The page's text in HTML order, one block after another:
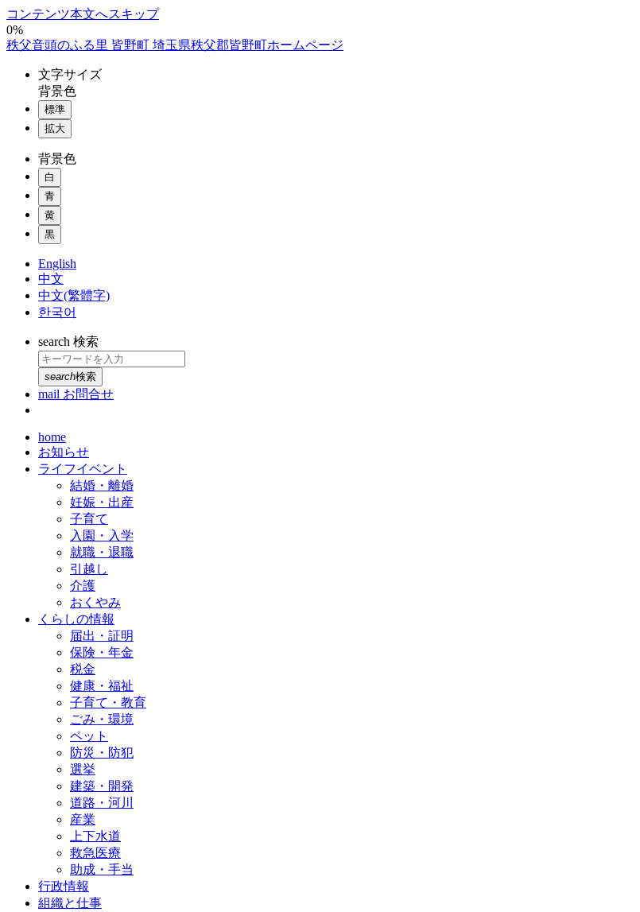
コンテンツ本文へスキップ
0%
秩父音頭のふる里 皆野町 埼玉県秩父郡皆野町ホームページ
文字サイズ
背景色
標準
拡大
背景色
白
青
黄
黒
English
中文
中文(繁體字)
한국어
search 検索
search検索
mail お問合せ
home
お知らせ
ライフイベント
結婚・離婚
妊娠・出産
子育て
入園・入学
就職・退職
引越し
介護
おくやみ
くらしの情報
届出・証明
保険・年金
税金
健康・福祉
子育て・教育
ごみ・環境
ペット
防災・防犯
選挙
建築・開発
道路・河川
産業
上下水道
救急医療
助成・手当
行政情報
組織と仕事